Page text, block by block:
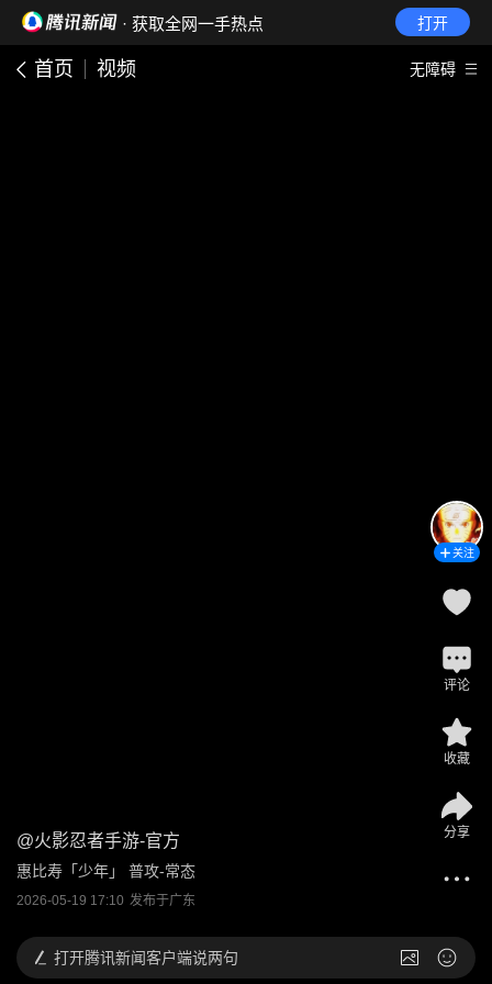
· 获取全网一手热点 打开
首页 视频 无障碍
@火影忍者手游-官方
惠比寿「少年」 普攻-常态
2026-05-19 17:10 发布于广东
关注
评论
收藏
分享
打开腾讯新闻客户端说两句